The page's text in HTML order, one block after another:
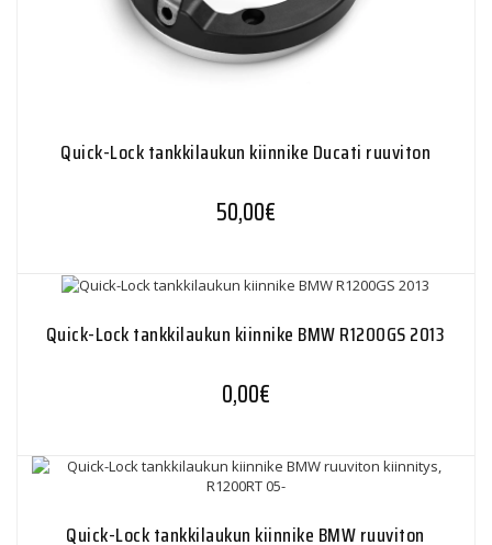
Quick-Lock tankkilaukun kiinnike Ducati ruuviton
50,00€
Quick-Lock tankkilaukun kiinnike BMW R1200GS 2013
0,00€
Quick-Lock tankkilaukun kiinnike BMW ruuviton